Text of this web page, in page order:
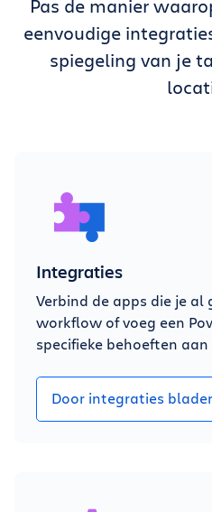
Pas de manier
eenvoudige
spiegeling van je
Integraties
Verbind de apps die je
workflow of voeg een
specifieke behoeften
Door integraties